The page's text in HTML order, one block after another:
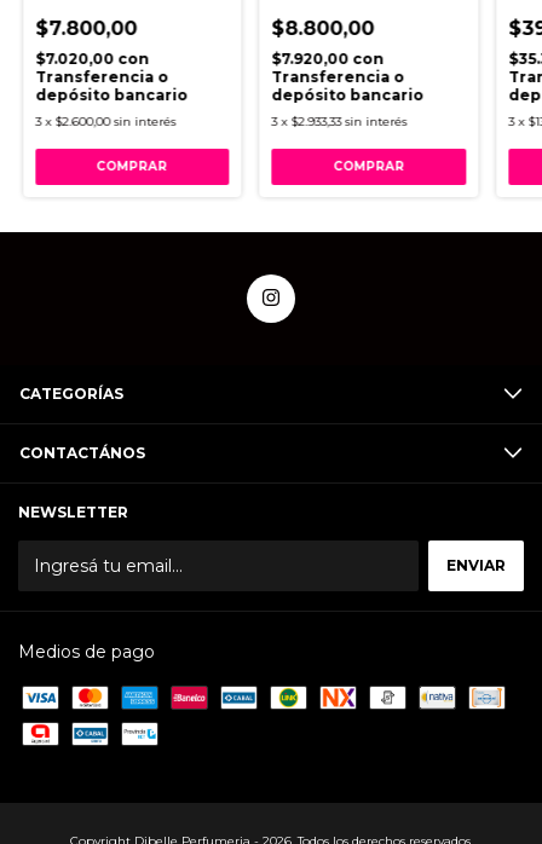
$7.800,00
$7.020,00 con
Transferencia o
depósito bancario
3 x $2.600,00 sin interés
$8.800,00
$7.920,00 con
Transferencia o
depósito bancario
3 x $2.933,33 sin interés 3 x
CATEGORÍAS
CONTACTÁNOS
NEWSLETTER
Medios de pago
Copyright Dibelle Perfumeria - 2026. Todos los derechos reservados.